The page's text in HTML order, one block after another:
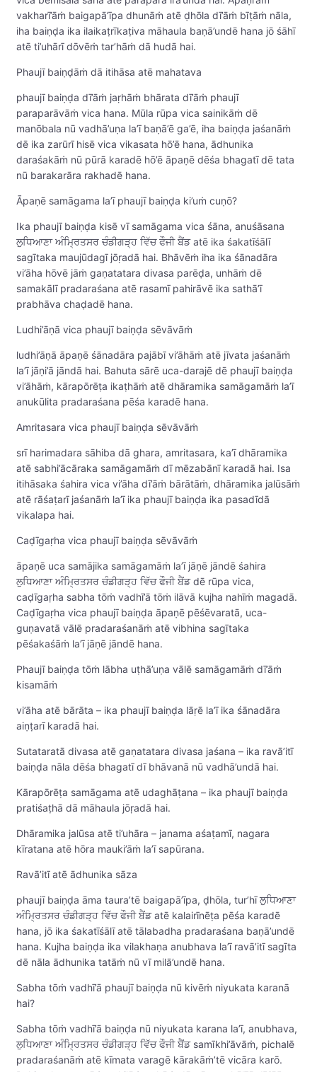
vakharī’āṁ baigapā’īpa dhunāṁ atē ḍhōla dī’āṁ bīṭāṁ nāla,
iha baiṇḍa ika ilaikaṭrīkaṭiva māhaula baṇā’undē hana jō śāhī
atē ti’uhārī dōvēṁ tar’hāṁ dā hudā hai.
Phaujī baiṇḍāṁ dā itihāsa atē mahatava
phaujī baiṇḍa dī’āṁ jaṛhāṁ bhārata dī’āṁ phaujī
paraparāvāṁ vica hana. Mūla rūpa vica sainikāṁ dē
manōbala nū vadhā’uṇa la’ī baṇā’ē ga’ē, iha baiṇḍa jaśanāṁ
dē ika zarūrī hisē vica vikasata hō’ē hana, ādhunika
daraśakāṁ nū pūrā karadē hō’ē āpaṇē dēśa bhagatī dē tata
nū barakarāra rakhadē hana.
Āpaṇē samāgama la’ī phaujī baiṇḍa ki’uṁ cuṇō?
Ika phaujī baiṇḍa kisē vī samāgama vica śāna, anuśāsana
ਲੁਧਿਆਣਾ ਅੰਮ੍ਰਿਤਸਰ ਚੰਡੀਗੜ੍ਹ ਵਿੱਚ ਫੌਜੀ ਬੈਂਡ atē ika śakatīśālī
sagītaka maujūdagī jōṛadā hai. Bhāvēṁ iha ika śānadāra
vi’āha hōvē jāṁ gaṇatatara divasa parēḍa, unhāṁ dē
samakālī pradaraśana atē rasamī pahirāvē ika sathā’ī
prabhāva chaḍadē hana.
Ludhi’āṇā vica phaujī baiṇḍa sēvāvāṁ
ludhi’āṇā āpaṇē śānadāra pajābī vi’āhāṁ atē jīvata jaśanāṁ
la’ī jāṇi’ā jāndā hai. Bahuta sārē uca-darajē dē phaujī baiṇḍa
vi’āhāṁ, kārapōrēṭa ikaṭhāṁ atē dhāramika samāgamāṁ la’ī
anukūlita pradaraśana pēśa karadē hana.
Amritasara vica phaujī baiṇḍa sēvāvāṁ
srī harimadara sāhiba dā ghara, amritasara, ka’ī dhāramika
atē sabhi’ācāraka samāgamāṁ dī mēzabānī karadā hai. Isa
itihāsaka śahira vica vi’āha dī’āṁ bārātāṁ, dhāramika jalūsāṁ
atē rāśaṭarī jaśanāṁ la’ī ika phaujī baiṇḍa ika pasadīdā
vikalapa hai.
Caḍīgaṛha vica phaujī baiṇḍa sēvāvāṁ
āpaṇē uca samājika samāgamāṁ la’ī jāṇē jāndē śahira
ਲੁਧਿਆਣਾ ਅੰਮ੍ਰਿਤਸਰ ਚੰਡੀਗੜ੍ਹ ਵਿੱਚ ਫੌਜੀ ਬੈਂਡ dē rūpa vica,
caḍīgaṛha sabha tōṁ vadhī’ā tōṁ ilāvā kujha nahīṁ magadā.
Caḍīgaṛha vica phaujī baiṇḍa āpaṇē pēśēvaratā, uca-
guṇavatā vālē pradaraśanāṁ atē vibhina sagītaka
pēśakaśāṁ la’ī jāṇē jāndē hana.
Phaujī baiṇḍa tōṁ lābha uṭhā’uṇa vālē samāgamāṁ dī’āṁ
kisamāṁ
vi’āha atē bārāta – ika phaujī baiṇḍa lāṛē la’ī ika śānadāra
aiṇṭarī karadā hai.
Sutataratā divasa atē gaṇatatara divasa jaśana – ika ravā’itī
baiṇḍa nāla dēśa bhagatī dī bhāvanā nū vadhā’undā hai.
Kārapōrēṭa samāgama atē udaghāṭana – ika phaujī baiṇḍa
pratiśaṭhā dā māhaula jōṛadā hai.
Dhāramika jalūsa atē ti’uhāra – janama aśaṭamī, nagara
kīratana atē hōra mauki’āṁ la’ī sapūrana.
Ravā’itī atē ādhunika sāza
phaujī baiṇḍa āma taura’tē baigapā’īpa, ḍhōla, tur’hī ਲੁਧਿਆਣਾ
ਅੰਮ੍ਰਿਤਸਰ ਚੰਡੀਗੜ੍ਹ ਵਿੱਚ ਫੌਜੀ ਬੈਂਡ atē kalairīnēṭa pēśa karadē
hana, jō ika śakatīśālī atē tālabadha pradaraśana baṇā’undē
hana. Kujha baiṇḍa ika vilakhaṇa anubhava la’ī ravā’itī sagīta
dē nāla ādhunika tatāṁ nū vī milā’undē hana.
Sabha tōṁ vadhī’ā phaujī baiṇḍa nū kivēṁ niyukata karanā
hai?
Sabha tōṁ vadhī’ā baiṇḍa nū niyukata karana la’ī, anubhava,
ਲੁਧਿਆਣਾ ਅੰਮ੍ਰਿਤਸਰ ਚੰਡੀਗੜ੍ਹ ਵਿੱਚ ਫੌਜੀ ਬੈਂਡ samīkhi’āvāṁ, pichalē
pradaraśanāṁ atē kīmata varagē kārakāṁ’tē vicāra karō.